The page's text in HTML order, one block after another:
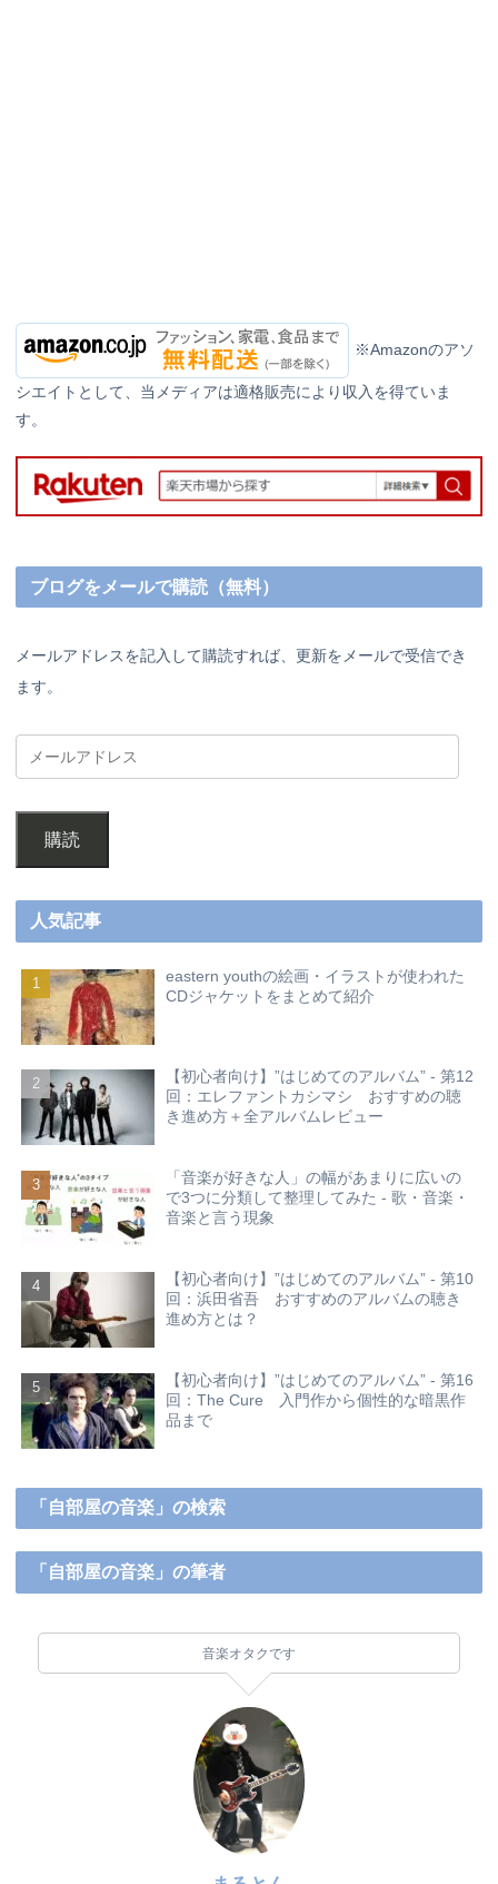
※Amazonのアソ
シエイトとして、当メディアは適格販売により収入を得ていま
す。
ブログをメールで購読（無料）
メールアドレスを記入して購読すれば、更新をメールで受信でき
ます。
購読
人気記事
eastern youthの絵画・イラストが使われた
CDジャケットをまとめて紹介
【初心者向け】”はじめてのアルバム” - 第12
回：エレファントカシマシ おすすめの聴
き進め方＋全アルバムレビュー
「音楽が好きな人」の幅があまりに広いの
で3つに分類して整理してみた - 歌・音楽・
音楽と言う現象
【初心者向け】”はじめてのアルバム” - 第10
回：浜田省吾 おすすめのアルバムの聴き
進め方とは？
【初心者向け】”はじめてのアルバム” - 第16
回：The Cure 入門作から個性的な暗黒作
品まで
「自部屋の音楽」の検索
「自部屋の音楽」の筆者
音楽オタクです